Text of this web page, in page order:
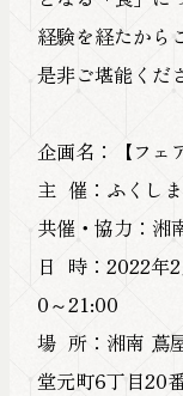
経験を経たから
是非ご堪能くだ
企画名：【フェ
主 催：ふくし
共催・協力：湘
日 時：2022年
0～21:00
場 所：湘南 蔦
堂元町6丁目20番